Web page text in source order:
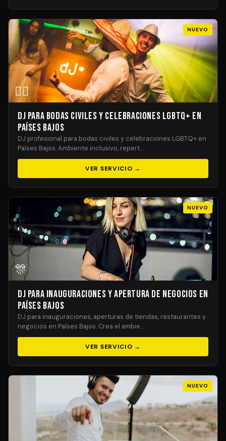
NUEVO
🏳️‍🌈
DJ para Bodas Civiles y Celebraciones LGBTQ+ en
Países Bajos
DJ profesional para bodas civiles y celebraciones LGBTQ+ en
Países Bajos. Ambiente inclusivo, repert…
VER SERVICIO →
NUEVO
🎊
DJ para Inauguraciones y Apertura de Negocios en
Países Bajos
DJ para inauguraciones, aperturas de tiendas, restaurantes y
negocios en Países Bajos. Crea el ambie…
VER SERVICIO →
NUEVO